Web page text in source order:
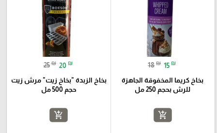
18 ₪ 15 ₪
بخاخ كريما المخفوقة الجاهزة
للرش بحجم 250 مل
add_shopping_cart
25 ₪ 20 ₪
بخاخ الزبدة "بخاخ زيت" مرش زيت
حجم 500 مل
add_shopping_cart